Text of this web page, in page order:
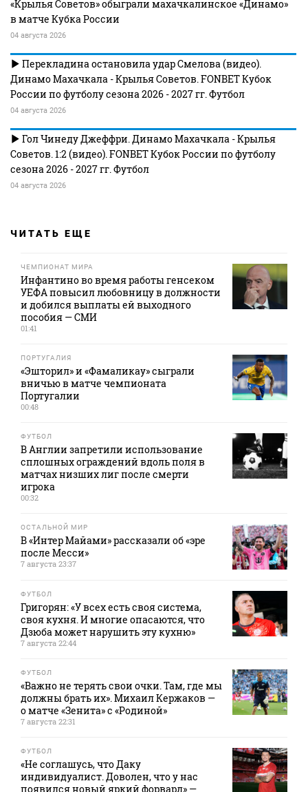
«Крылья Советов» обыграли махачкалинское «Динамо»
в матче Кубка России
04 августа 2026
Перекладина остановила удар Смелова (видео).
Динамо Махачкала - Крылья Советов. FONBET Кубок
России по футболу сезона 2026 - 2027 гг. Футбол
04 августа 2026
Гол Чинеду Джеффри. Динамо Махачкала - Крылья
Советов. 1:2 (видео). FONBET Кубок России по футболу
сезона 2026 - 2027 гг. Футбол
04 августа 2026
ЧИТАТЬ ЕЩЕ
ЧЕМПИОНАТ МИРА
Инфантино во время работы генсеком
УЕФА повысил любовницу в должности
и добился выплаты ей выходного
пособия — СМИ
01:41
ПОРТУГАЛИЯ
«Эшторил» и «Фамаликау» сыграли
вничью в матче чемпионата
Португалии
00:48
ФУТБОЛ
В Англии запретили использование
сплошных ограждений вдоль поля в
матчах низших лиг после смерти
игрока
00:32
ОСТАЛЬНОЙ МИР
В «Интер Майами» рассказали об «эре
после Месси»
7 августа 23:37
ФУТБОЛ
Григорян: «У всех есть своя система,
своя кухня. И многие опасаются, что
Дзюба может нарушить эту кухню»
7 августа 22:44
ФУТБОЛ
«Важно не терять свои очки. Там, где мы
должны брать их». Михаил Кержаков —
о матче «Зенита» с «Родиной»
7 августа 22:31
ФУТБОЛ
«Не соглашусь, что Даку
индивидуалист. Доволен, что у нас
появился новый яркий форвард» —